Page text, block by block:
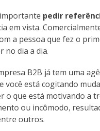
pedir
em vista.
a pessoa que fez o
no dia a dia.
B2B já tem uma
você está cogitando
o que está motivando a
ou incômodo,
outros.